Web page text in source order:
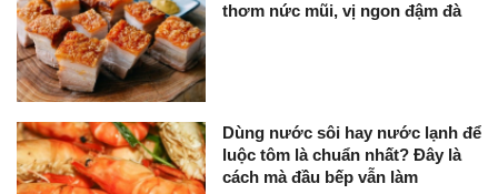
thơm nức mũi, vị ngon đậm đà
Dùng nước sôi hay nước lạnh để
luộc tôm là chuẩn nhất? Đây là
cách mà đầu bếp vẫn làm